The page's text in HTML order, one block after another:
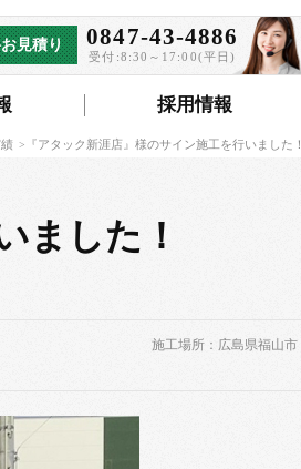
採用情報
0847-43-4886
受付:8:30～17:00(平日)
見積り
『アタック新涯店』様のサイン施工を行いました！
ました！
施工場所：広島県福山市